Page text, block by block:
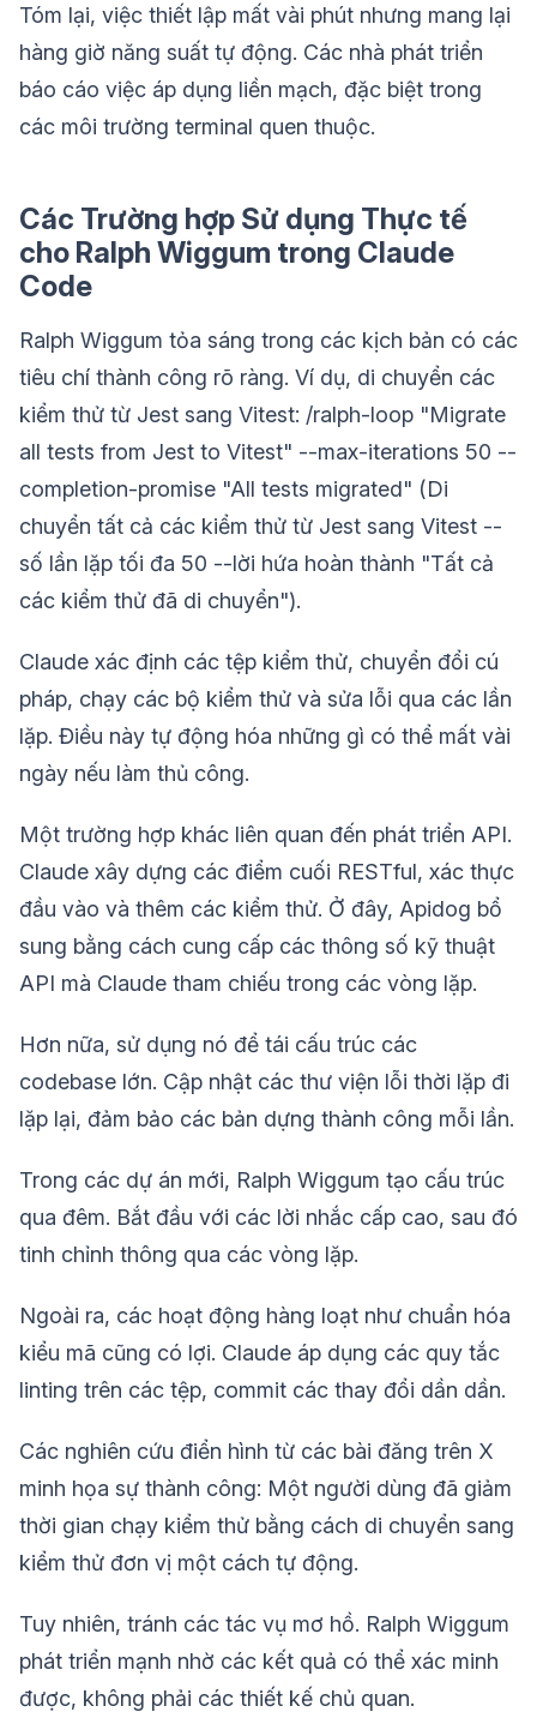
Tóm lại, việc thiết lập mất vài phút nhưng mang lại
hàng giờ năng suất tự động. Các nhà phát triển
báo cáo việc áp dụng liền mạch, đặc biệt trong
các môi trường terminal quen thuộc.
Các Trường hợp Sử dụng Thực tế
cho Ralph Wiggum trong Claude
Code
Ralph Wiggum tỏa sáng trong các kịch bản có các
tiêu chí thành công rõ ràng. Ví dụ, di chuyển các
kiểm thử từ Jest sang Vitest: /ralph-loop "Migrate
all tests from Jest to Vitest" --max-iterations 50 --
completion-promise "All tests migrated" (Di
chuyển tất cả các kiểm thử từ Jest sang Vitest --
số lần lặp tối đa 50 --lời hứa hoàn thành "Tất cả
các kiểm thử đã di chuyển").
Claude xác định các tệp kiểm thử, chuyển đổi cú
pháp, chạy các bộ kiểm thử và sửa lỗi qua các lần
lặp. Điều này tự động hóa những gì có thể mất vài
ngày nếu làm thủ công.
Một trường hợp khác liên quan đến phát triển API.
Claude xây dựng các điểm cuối RESTful, xác thực
đầu vào và thêm các kiểm thử. Ở đây, Apidog bổ
sung bằng cách cung cấp các thông số kỹ thuật
API mà Claude tham chiếu trong các vòng lặp.
Hơn nữa, sử dụng nó để tái cấu trúc các
codebase lớn. Cập nhật các thư viện lỗi thời lặp đi
lặp lại, đảm bảo các bản dựng thành công mỗi lần.
Trong các dự án mới, Ralph Wiggum tạo cấu trúc
qua đêm. Bắt đầu với các lời nhắc cấp cao, sau đó
tinh chỉnh thông qua các vòng lặp.
Ngoài ra, các hoạt động hàng loạt như chuẩn hóa
kiểu mã cũng có lợi. Claude áp dụng các quy tắc
linting trên các tệp, commit các thay đổi dần dần.
Các nghiên cứu điển hình từ các bài đăng trên X
minh họa sự thành công: Một người dùng đã giảm
thời gian chạy kiểm thử bằng cách di chuyển sang
kiểm thử đơn vị một cách tự động.
Tuy nhiên, tránh các tác vụ mơ hồ. Ralph Wiggum
phát triển mạnh nhờ các kết quả có thể xác minh
được, không phải các thiết kế chủ quan.